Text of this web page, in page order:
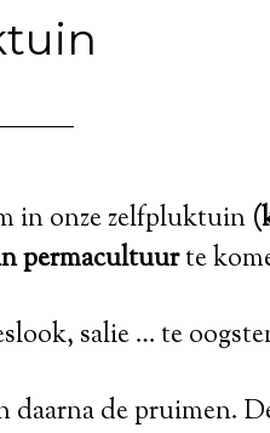
in onze zelfpluktuin
permacultuurte
salie … te
de pruimen.